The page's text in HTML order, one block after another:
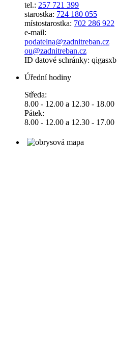
tel.: 257 721 399
starostka: 724 180 055
místostarostka: 702 286 922
e-mail:
podatelna@zadnitreban.cz
ou@zadnitreban.cz
ID datové schránky: qigasxb
Úřední hodiny
Středa:
8.00 - 12.00 a 12.30 - 18.00
Pátek:
8.00 - 12.00 a 12.30 - 17.00